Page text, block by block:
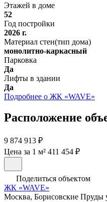
Этажей в доме
52
Год постройки
2026 г.
Материал стен(тип дома)
монолитно-каркасный
Парковка
Да
Лифты в здании
Да
Подробнее о ЖК «WAVE»
Расположение
9 874 913 ₽
Цена за 1 м² 411 454 ₽
Поделиться объектом
ЖК «WAVE»
Москва, Борисовские Пруды